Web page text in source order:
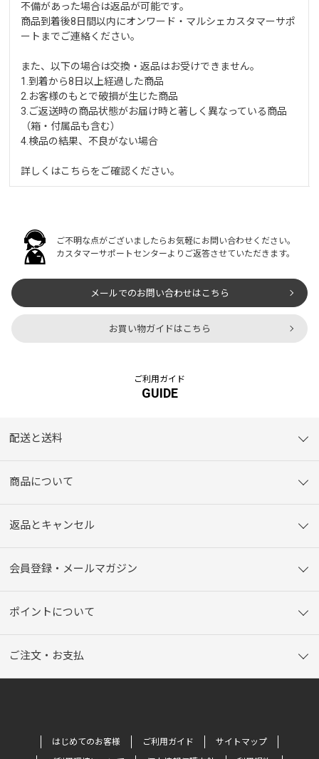
不備があった場合は返品が可能です。
商品到着後8日間以内にオンワード・マルシェカスタマーサポ
ートまでご連絡ください。
また、以下の場合は交換・返品はお受けできません。
1.到着から8日以上経過した商品
2.お客様のもとで破損が生じた商品
3.ご返送時の商品状態がお届け時と著しく異なっている商品
（箱・付属品も含む）
4.検品の結果、不良がない場合
詳しくはこちらをご確認ください。
ご不明な点がございましたらお気軽にお問い合わせください。
カスタマーサポートセンターよりご返答させていただきます。
メールでのお問い合わせはこちら
お買い物ガイドはこちら
ご利用ガイド
GUIDE
配送と送料
商品について
返品とキャンセル
会員登録・メールマガジン
ポイントについて
ご注文・お支払
はじめてのお客様 ご利用ガイド
サイトマップ